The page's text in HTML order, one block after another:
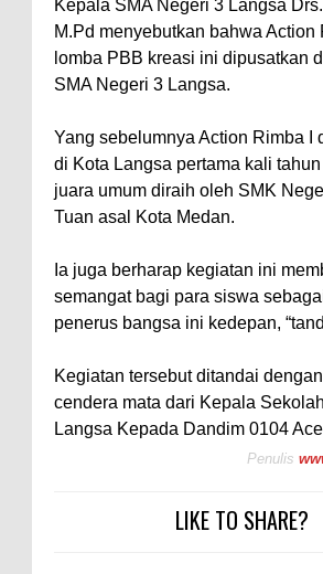
Kepala SMA Negeri 3 Langsa
M.Pd menyebutkan bahwa Action
lomba PBB kreasi ini dipusatkan
SMA Negeri 3 Langsa.
Yang sebelumnya Action Rimba I
di Kota Langsa pertama kali
juara umum diraih oleh SMK
Tuan asal Kota Medan.
Ia juga berharap kegiatan ini
semangat bagi para siswa
penerus bangsa ini kedepan,
Kegiatan tersebut ditandai
cendera mata dari Kepala
Langsa Kepada Dandim 0104
Penulis
LIKE TO SHARE?